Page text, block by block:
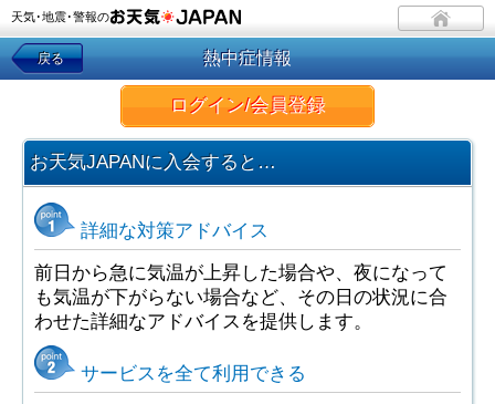
天気･地震･警報の
戻る 熱中症情報
ログイン/会員登録
お天気JAPANに入会すると…
詳細な対策アドバイス
前日から急に気温が上昇した場合や、夜になって
も気温が下がらない場合など、その日の状況に合
わせた詳細なアドバイスを提供します。
サービスを全て利用できる